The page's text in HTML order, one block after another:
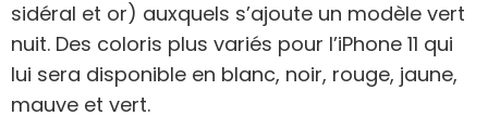
sidéral et or) auxquels s’ajoute un modèle vert
nuit. Des coloris plus variés pour l’iPhone 11 qui
lui sera disponible en blanc, noir, rouge, jaune,
mauve et vert.